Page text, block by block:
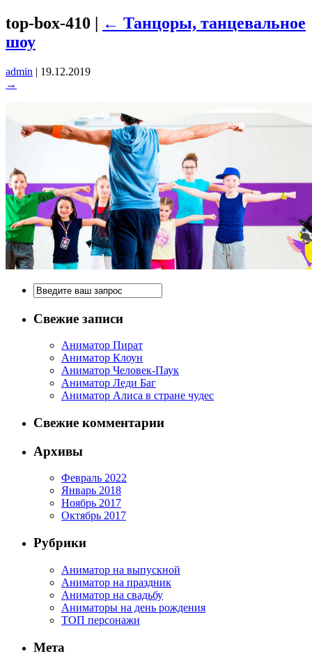
top-box-410 | ← Танцоры, танцевальное
шоу
admin | 19.12.2019
→
Свежие записи
Аниматор Пират
Аниматор Клоун
Аниматор Человек-Паук
Аниматор Леди Баг
Аниматор Алиса в стране чудес
Свежие комментарии
Архивы
Февраль 2022
Январь 2018
Ноябрь 2017
Октябрь 2017
Рубрики
Аниматор на выпускной
Аниматор на праздник
Аниматор на свадьбу
Аниматоры на день рождения
ТОП персонажи
Мета